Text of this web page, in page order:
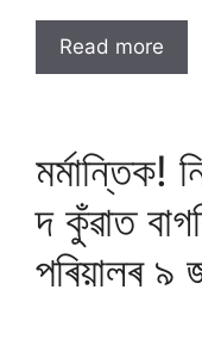
Read more
মৰ্মান্তিক!
দ কুঁৱাত
পৰিয়ালৰ